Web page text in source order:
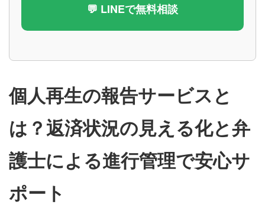
💬 LINEで無料相談
個人再生の報告サービスと
は？返済状況の見える化と弁
護士による進行管理で安心サ
ポート